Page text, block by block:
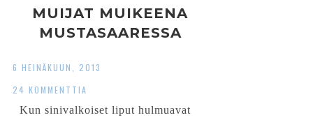
MUIJAT MUIKEENA
MUSTASAARESSA
6 HEINÄKUUN, 2013
24 KOMMENTTIA
Kun sinivalkoiset liput hulmuavat